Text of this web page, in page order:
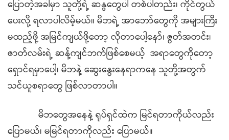
ပြောတဲ့အခါမှာ သူတို့ရဲ့ ဆန္ဒတွေပါ တစ်ပါတည်း၊ ကိုင်တွယ်
ပေးလို့ ရလာပါလိမ့်မယ်။ မိဘရဲ့ အာဘော်တွေကို အများကြီး
မထည့်ဖို့ အမြင်ကျယ်ဖို့တော့ လိုတာပေါ့နော်၊ ဇွတ်အတင်း၊
ဇာတ်လမ်းရဲ့ ဆန့်ကျင်ဘက်ဖြစ်စေမယ့် အရာတွေကိုတော့
ရှောင်ရမှာပေါ့၊ မိဘနဲ့ ဆွေးနွေးနေရာကနေ သူတို့အတွက်
သင်ယူစရာတွေ ဖြစ်လာတာပါ။
မိဘတွေအနေနဲ့ ရုပ်ရှင်ထဲက မြင်ရတာကိုယ်လည်း
ပြောမယ်၊ မမြင်ရတာကိုလည်း ပြောမယ်။